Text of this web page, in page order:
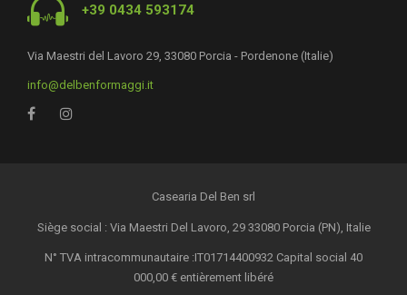
+39 0434 593174
Via Maestri del Lavoro 29, 33080 Porcia - Pordenone (Italie)
info@delbenformaggi.it
Casearia Del Ben srl
Siège social : Via Maestri Del Lavoro, 29 33080 Porcia (PN), Italie
N° TVA intracommunautaire :IT01714400932 Capital social 40
000,00 € entièrement libéré